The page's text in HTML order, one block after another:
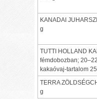
KANADAI
g
TUTTI HOLLAND
fémdobozban;
kakaóvaj-tartalom
TERRA
g